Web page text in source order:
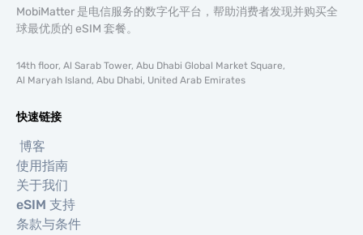
MobiMatter 是电信服务的数字化平台，帮助消费者发现并购买全
球最优质的 eSIM 套餐。
14th floor, Al Sarab Tower, Abu Dhabi Global Market Square,
Al Maryah Island, Abu Dhabi, United Arab Emirates
快速链接
博客
使用指南
关于我们
eSIM 支持
条款与条件